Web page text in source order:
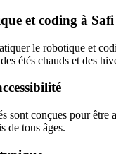
et coding à Safi
le robotique et
étés chauds et des
sont conçues pour être
de tous âges.